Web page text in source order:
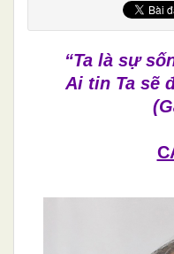
“Ta là sự
Ai tin Ta sẽ